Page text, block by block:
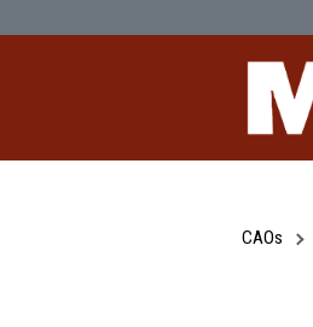
Garanhuns: